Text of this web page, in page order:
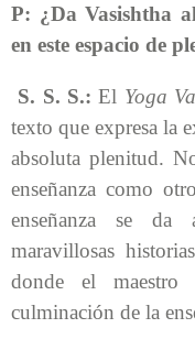
P: ¿Da Vasishtha
en este espacio de
S. S. S.:El Yoga
texto que expresa la
absoluta plenitud.
enseñanza como
enseñanza se da
maravillosas
donde el
culminación de la